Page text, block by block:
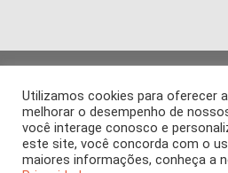
Os artigos publicados na revista
opinião de seus
É proibida a reprodução, integral ou
Utilizamos cookies para oferecer
melhorar o desempenho de
você interage conosco e
este site, você concorda com o
maiores informações, conheça a